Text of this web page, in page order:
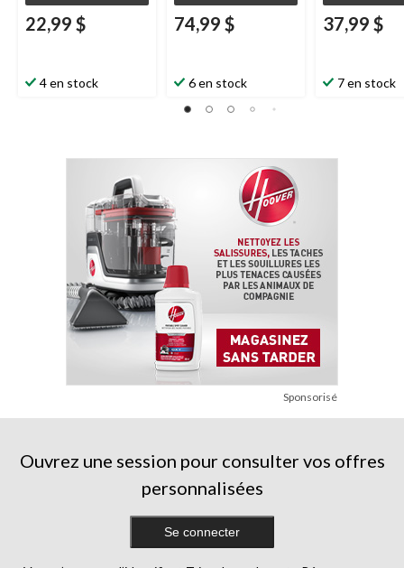
22,99 $
4 en stock
74,99 $
6 en stock
37,99 $
7 en stock
Sponsorisé
Ouvrez une session pour consulter vos offres
personnalisées
Se connecter